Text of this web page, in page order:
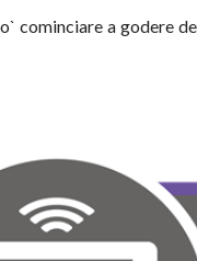
cominciare a godere